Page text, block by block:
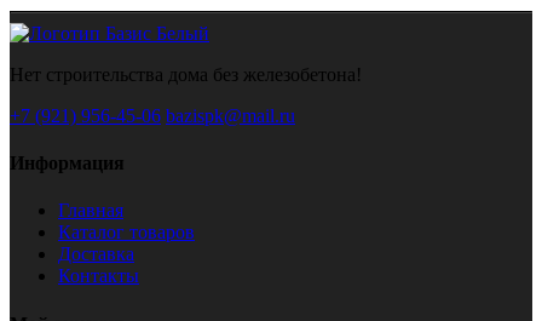
Нет строительства дома без железобетона!
+7 (921) 956-45-06 bazispk@mail.ru
Информация
Главная
Каталог товаров
Доставка
Контакты